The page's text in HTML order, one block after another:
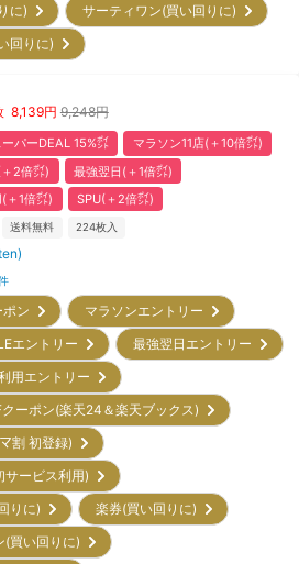
りに)
サーティワン(買い回りに)
回りに)
8,139円 9,248円
ーパーDEAL 15%㌽
マラソン11店(＋10倍㌽)
2倍㌽)
最強翌日(＋1倍㌽)
＋1倍㌽)
SPU(＋2倍㌽)
送料無料 224枚入
ポン
マラソンエントリー
エントリー
最強翌日エントリー
用エントリー
クーポン(楽天24＆楽天ブックス)
マ割 初登録)
サービス利用)
りに)
楽券(買い回りに)
(買い回りに)